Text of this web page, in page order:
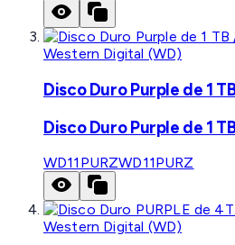
Western Digital (WD)
Disco Duro Purple de 1
Disco Duro Purple de 1
WD11PURZWD11PURZ
Western Digital (WD)